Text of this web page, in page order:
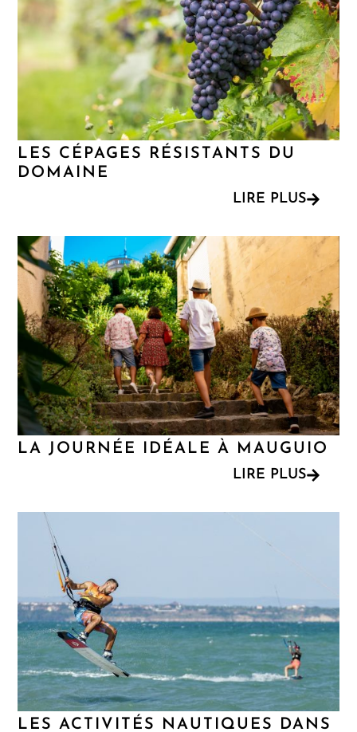
LES CÉPAGES RÉSISTANTS DU
DOMAINE
LIRE PLUS
LA JOURNÉE IDÉALE À MAUGUIO
LIRE PLUS
LES ACTIVITÉS NAUTIQUES DANS